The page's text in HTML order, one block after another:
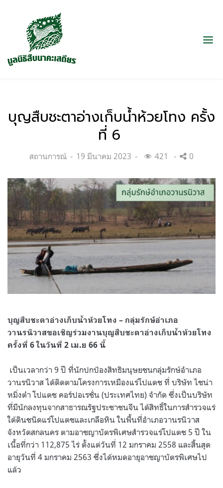
บุญสืบชะตาอ่างเก็บน้ำห้วยโทง ครั้ง
ที่ 6
Categories:
สถานการณ์
Posted
19 มีนาคม 2023 421 0
บุญสืบชะตาอ่างเก็บน้ำห้วยโทง – กลุ่มรักษ์อำเภอ
วานรนิวาสขอเชิญร่วมงานบุญสืบชะตาอ่างเก็บน้ำห้วยโทง
ครั้งที่ 6 ในวันที่ 2 เม.ย 66 นี้
เป็นเวลากว่า 9 ปี ที่นักปกป้องสิทธิมนุษยชนกลุ่มรักษ์อำเภอ
วานรนิวาส ได้ติดตามโครงการเหมืองแร่โปแตช ที่ บริษัท ไชน่า
หมิ่งต๋า โปแตช คอร์ปอเรชั่น (ประเทศไทย) จำกัด ซึ่งเป็นบริษัท
ที่มีนักลงทุนจากสาธารณรัฐประชาชนจีน ได้สิทธิ์ในการสำรวจแร่
ใต้ดินชนิดแร่โปแตชและเกลือหิน ในพื้นที่อำเภอวานรนิวาส
จังหวัดสกลนคร ตามอาชญาบัตรพิเศษสำรวจแร่โปแตช 5 ปี ใน
เนื้อที่กว่า 112,875 ไร่ ตั้งแต่วันที่ 12 มกราคม 2558 และสิ้นสุด
อายุวันที่ 4 มกราคม 2563 ซึ่งได้หมดอายุอาชญาบัตรพิเศษไป
แล้ว